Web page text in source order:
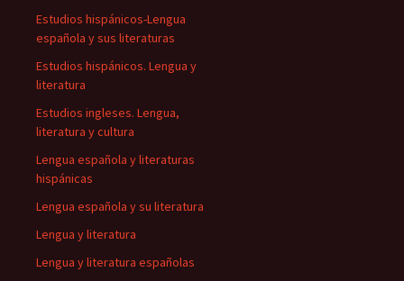
Estudios hispánicos-Lengua
española y sus literaturas
Estudios hispánicos. Lengua y
literatura
Estudios ingleses. Lengua,
literatura y cultura
Lengua española y literaturas
hispánicas
Lengua española y su literatura
Lengua y literatura
Lengua y literatura españolas